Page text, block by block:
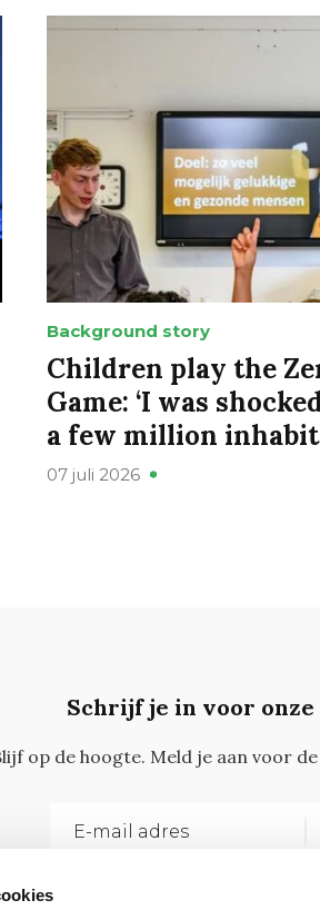
Background story
Children play the
Game: ‘I was
a few million
07 juli 2026
Schrijf je in voor
op de hoogte. Meld je aan voor